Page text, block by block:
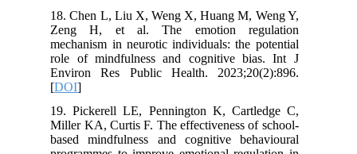
18. Chen L, Liu X, Weng X, Huang M, Weng Y,
Zeng H, et al. The emotion regulation
mechanism in neurotic individuals: the potential
role of mindfulness and cognitive bias. Int J
Environ Res Public Health. 2023;20(2):896.
[DOI
19. Pickerell LE, Pennington K, Cartledge C,
Miller KA, Curtis F. The effectiveness of school-
based mindfulness and cognitive behavioural